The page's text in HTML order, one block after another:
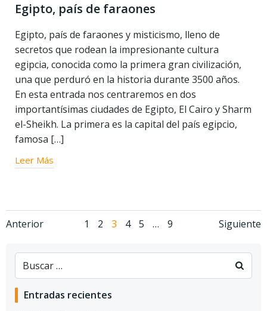
Egipto, país de faraones
Egipto, país de faraones y misticismo, lleno de
secretos que rodean la impresionante cultura
egipcia, conocida como la primera gran civilización,
una que perduró en la historia durante 3500 años.
En esta entrada nos centraremos en dos
importantísimas ciudades de Egipto, El Cairo y Sharm
el-Sheikh. La primera es la capital del país egipcio,
famosa […]
Leer Más
Navegación
de
entradas
Anterior
Navegación
de
entradas
Página
1 Página
2 Página
3 Página
4 Página
5 … Página
9
de
Siguiente
Entradas recientes